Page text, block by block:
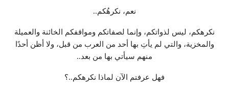
نعم، نكرهُكم..
نكرهكم، ليس لذواتكم، وإنما لصفاتكم ومواقفكم الخائنة والعميلة
والمخزية، والتي لم يأتِ بها أحد من العرب من قبل، ولا أظن أحدًا
منهم سيأتي بها من بعد..
فهل عرفتم الآن لماذا نكرهكم..؟